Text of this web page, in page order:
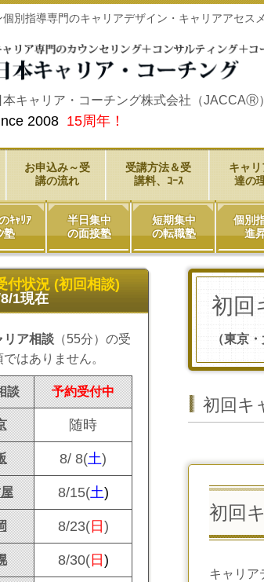
個別指導専門のキャリアデザイン・キャリアアセ
ア・コーチング株式会社（JACCAⓇ）
2008 15周年！
お申込み～受
講の流れ
受講方法＆受
講料、ｺｰｽ
キャリ
達の
ｷｬﾘｱ
塾
半日集中
の面接塾
短期集中
の転職塾
個別
進
初回
（東京
初回キ
初回
キャリア
付状況 (初回相談)
1現在
リア相談 （55分）の受
はありません。
談 予約受付中
随時
8/ 8(土)
8/15(土)
8/23(日 )
8/30(日 )